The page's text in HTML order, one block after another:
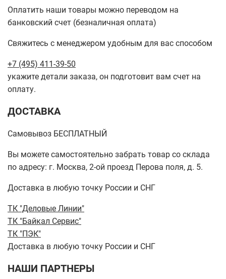
Оплатить наши товары можно переводом на
банковский счет (безналичная оплата)
Свяжитесь с менеджером удобным для вас способом
+7 (495) 411-39-50
укажите детали заказа, он подготовит вам счет на
оплату.
ДОСТАВКА
Самовывоз БЕСПЛАТНЫЙ
Вы можете самостоятельно забрать товар со склада
по адресу: г. Москва, 2-ой проезд Перова поля, д. 5.
Доставка в любую точку России и СНГ
ТК "Деловые Линии"
ТК "Байкал Сервис"
ТК "ПЭК"
Доставка в любую точку России и СНГ
НАШИ ПАРТНЕРЫ